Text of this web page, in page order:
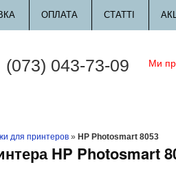
ОПЛАТА СТАТТІ
(073) 043-73-09 Ми
для принтеров » HP Photosmart 8053
HP Photosmart